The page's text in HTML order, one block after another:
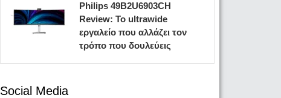
Philips 49B2U6903CH
Review: Το ultrawide
εργαλείο που αλλάζει τον
τρόπο που δουλεύεις
Social Media